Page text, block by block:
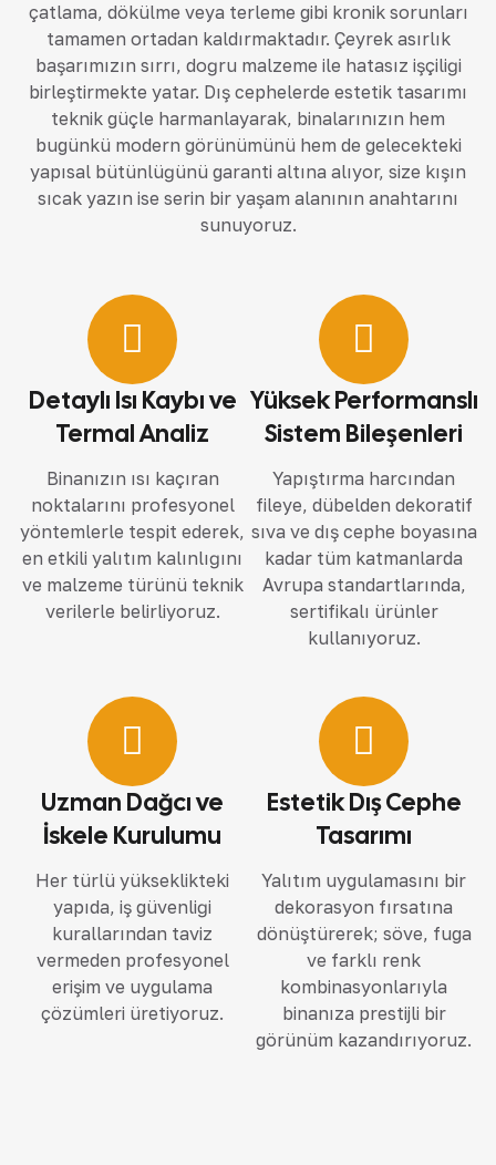
çatlama, dökülme veya terleme gibi kronik sorunları
tamamen ortadan kaldırmaktadır. Çeyrek asırlık
başarımızın sırrı, doğru malzeme ile hatasız işçiliği
birleştirmekte yatar. Dış cephelerde estetik tasarımı
teknik güçle harmanlayarak, binalarınızın hem
bugünkü modern görünümünü hem de gelecekteki
yapısal bütünlüğünü garanti altına alıyor, size kışın
sıcak yazın ise serin bir yaşam alanının anahtarını
sunuyoruz.
Detaylı Isı Kaybı ve
Termal Analiz
Binanızın ısı kaçıran
noktalarını profesyonel
yöntemlerle tespit ederek,
en etkili yalıtım kalınlığını
ve malzeme türünü teknik
verilerle belirliyoruz.
Yüksek Performanslı
Sistem Bileşenleri
Yapıştırma harcından
fileye, dübelden dekoratif
sıva ve dış cephe boyasına
kadar tüm katmanlarda
Avrupa standartlarında,
sertifikalı ürünler
kullanıyoruz.
Uzman Dağcı ve
İskele Kurulumu
Her türlü yükseklikteki
yapıda, iş güvenliği
kurallarından taviz
vermeden profesyonel
erişim ve uygulama
çözümleri üretiyoruz.
Estetik Dış Cephe
Tasarımı
Yalıtım uygulamasını bir
dekorasyon fırsatına
dönüştürerek; söve, fuga
ve farklı renk
kombinasyonlarıyla
binanıza prestijli bir
görünüm kazandırıyoruz.